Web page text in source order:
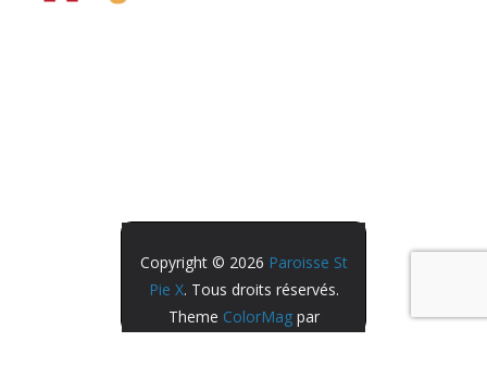
Copyright © 2026 Paroisse St
Pie X. Tous droits réservés.
Theme ColorMagpar